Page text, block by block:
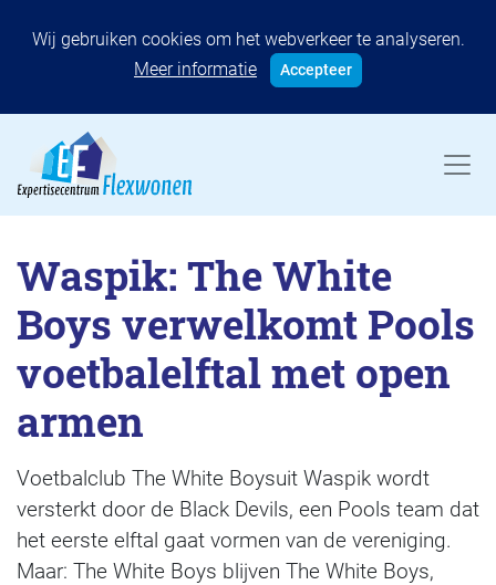
Wij gebruiken cookies om het webverkeer te analyseren.
Meer informatie
Accepteer
Waspik: The White
Boys verwelkomt Pools
voetbalelftal met open
armen
Voetbalclub The White Boysuit Waspik wordt
versterkt door de Black Devils, een Pools team dat
het eerste elftal gaat vormen van de vereniging.
Maar: The White Boys blijven The White Boys,